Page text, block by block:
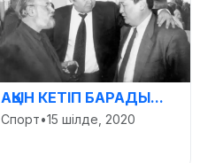
АҚЫН КЕТІП БАРАДЫ...
Спорт•15 шілде, 2020